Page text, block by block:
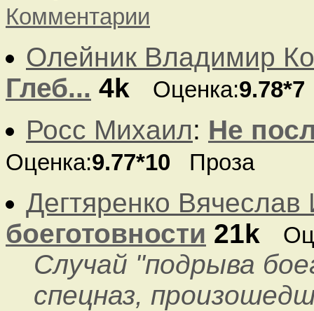
Комментарии
Олейник Владимир
Глеб... 4k Оценка:9.78*7
Росс Михаил: Не
Оценка:9.77*10 Проза
Дегтяренко Вячеслав
боеготовности 21k
Случай "подрыва
спецназ,